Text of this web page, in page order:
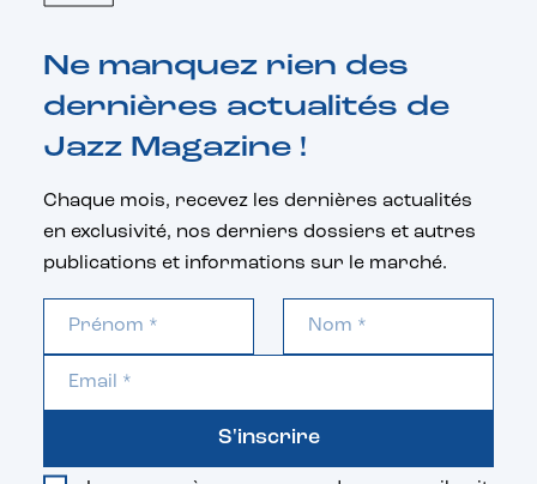
Ne manquez rien des
dernières actualités de
Jazz Magazine !
Chaque mois, recevez les dernières actualités
en exclusivité, nos derniers dossiers et autres
publications et informations sur le marché.
S'inscrire